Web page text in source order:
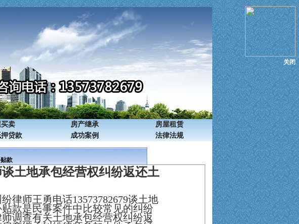
卖 房产继承
房屋租赁
贷款 成功案例 法律法规
关闭
款
土地承包经营权纠纷返还土
律师王勇电话13573782679谈土地
款是民事案件中比较常见的纠纷
师调查有关土地承包经营权纠纷返